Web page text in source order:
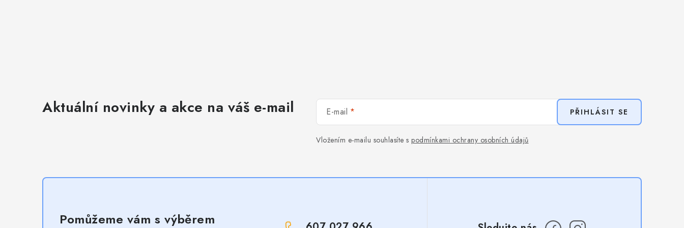
Aktuální novinky a akce na váš e-mail E-mail
Vložením e-mailu souhlasíte s podmínkami ochrany osobních údajů
PŘIHLÁSIT SE
Pomůžeme vám s výběrem